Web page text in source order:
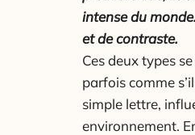
intense du monde.
et de contraste.
Ces deux types
parfois comme
simple lettre,
environnement.